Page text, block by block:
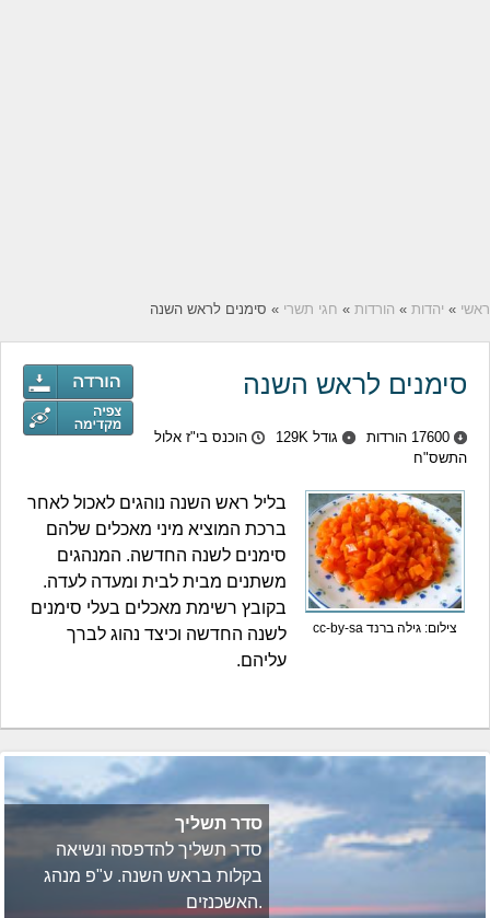
ראשי » יהדות » הורדות » חגי תשרי » סימנים לראש השנה
סימנים לראש השנה
17600 הורדות גודל 129K
הוכנס בי"ז אלול
התשס"ח
צילום: גילה ברנד cc-by-sa
בליל ראש השנה נוהגים לאכול לאחר
ברכת המוציא מיני מאכלים שלהם
סימנים לשנה החדשה. המנהגים
משתנים מבית לבית ומעדה לעדה.
בקובץ רשימת מאכלים בעלי סימנים
לשנה החדשה וכיצד נהוג לברך
עליהם.
סדר תשליך
סדר תשליך להדפסה ונשיאה
בקלות בראש השנה. ע"פ מנהג
האשכנזים.